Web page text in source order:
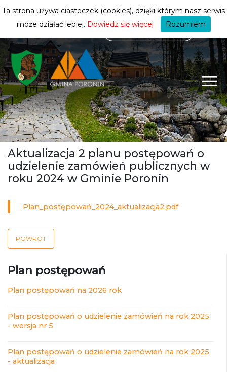
mieszkańca
Plan postępowań
Plan postępowań na 2026 rok
Plan postępowań o udzielenie zamówień na rok 2025
- wersja nr 5
Plan postępowań o udzielenie zamówień na rok 2025
- aktualizacja
Aktualizacja 2 planu postępowań o
udzielenie zamówień publicznych w
roku 2024 w Gminie Poronin
Plan_postępowań_2024_aktualizacja2.pdf
POWRÓT
Ta strona używa ciasteczek (cookies), dzięki którym nasz serwis
może działać lepiej. Dowiedz się więcej Rozumiem